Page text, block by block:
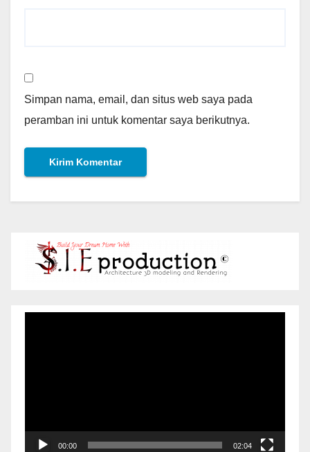
Simpan nama, email, dan situs web saya pada
peramban ini untuk komentar saya berikutnya.
00:00 02:04